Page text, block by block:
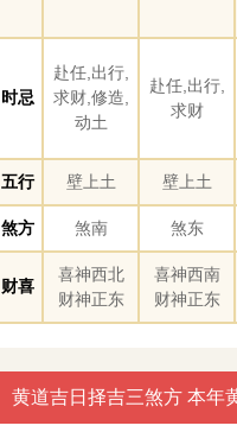
时忌
赴任,出行,
求财,修造,
动土
赴任,出行,
求财
五行 壁上土 壁上土
煞方 煞南 煞东
财喜
喜神西北
财神正东
喜神西南
财神正东
黄道吉日择吉三煞方 本年